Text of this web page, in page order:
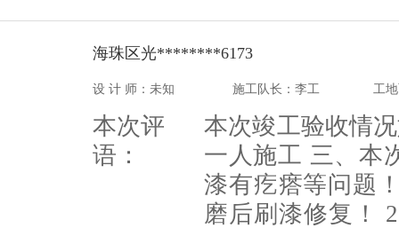
海珠区光********6173
设 计 师：未知 施工队长：李工 工
本次评
语：
本次竣工验收情
一人施工 三、本
漆有疙瘩等问题
磨后刷漆修复！